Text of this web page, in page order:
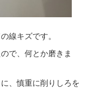
線キズです。
で、何とか磨きま
、慎重に削りしろを